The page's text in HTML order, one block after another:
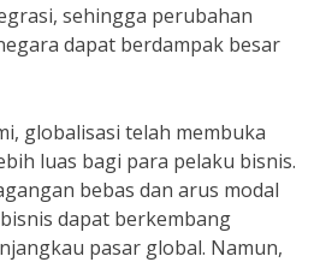
sehingga perubahan
dapat berdampak besar
globalisasi telah membuka
luas bagi para pelaku bisnis.
bebas dan arus modal
dapat berkembang
pasar global. Namun,